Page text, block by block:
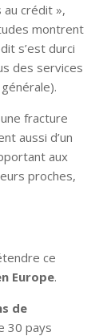
crédit »,
montrent
s’est durci
des services
fracture
aussi d’un
aux
proches,
ce
Europe.
de
30 pays